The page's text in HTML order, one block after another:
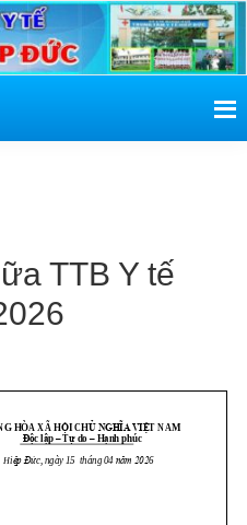
TTB Y tế